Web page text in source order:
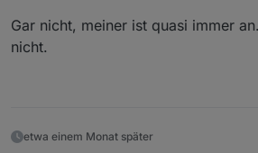
von dem Datenpunkt aus zeigt
Display ist aus, ich schalte
Display ist aus, ich schalte
Gebläse geht aus, aber das
Gar nicht, meiner ist quasi immer
nicht.
etwa einem Monat später